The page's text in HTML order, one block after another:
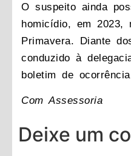
O suspeito ainda
homicídio, em 2023,
Primavera. Diante
conduzido à
boletim de
Com Assessoria
Deixe um